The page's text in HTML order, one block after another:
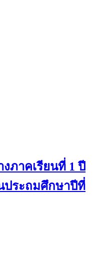
ภาคเรียนที่ 1 ปี
ประถมศึกษาปีที่